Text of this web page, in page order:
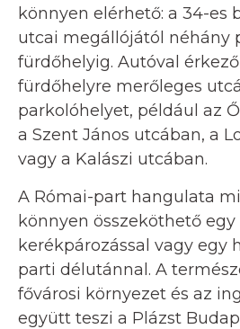
könnyen elérhető: a 34-es
utcai megállójától néhány
fürdőhelyig. Autóval
fürdőhelyre merőleges
parkolóhelyet, például az
a Szent János utcában, a
vagy a Kalászi utcában.
A Római-part hangulata
könnyen összeköthető egy
kerékpározással vagy egy
parti délutánnal. A
fővárosi környezet és az
együtt teszi a Plázst